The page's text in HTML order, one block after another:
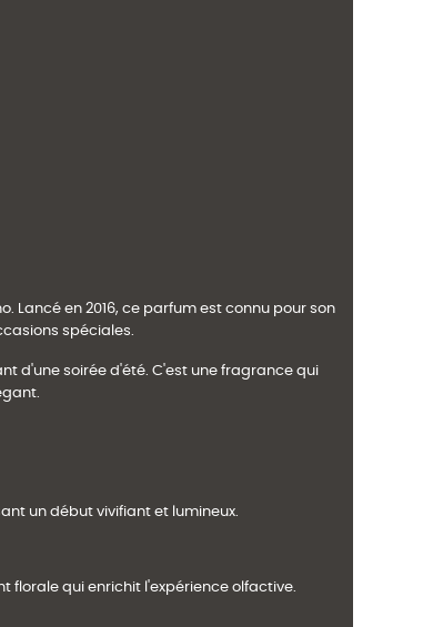
Lancé en 2016, ce parfum est connu pour son
spéciales.
d'une soirée d'été. C'est une fragrance qui
un début vivifiant et lumineux.
florale qui enrichit l'expérience olfactive.